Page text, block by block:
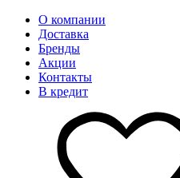
О компании
Доставка
Бренды
Акции
Контакты
В кредит